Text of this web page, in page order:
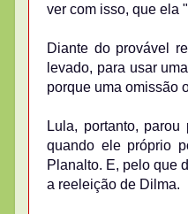
ver com isso, que ela
Diante do provável
levado, para usar
porque uma omissão
Lula, portanto,
quando ele próprio
Planalto. E, pelo que
a reeleição de Dilma.